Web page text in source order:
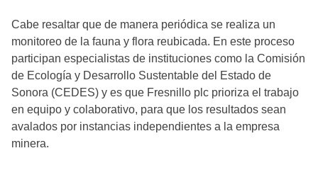
Cabe resaltar que de manera periódica se realiza un
monitoreo de la fauna y flora reubicada. En este proceso
participan especialistas de instituciones como la Comisión
de Ecología y Desarrollo Sustentable del Estado de
Sonora (CEDES) y es que Fresnillo plc prioriza el trabajo
en equipo y colaborativo, para que los resultados sean
avalados por instancias independientes a la empresa
minera.